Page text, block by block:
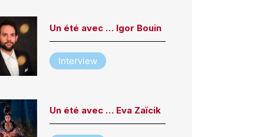
Un été avec … Igor Bouin
Interview
Un été avec … Eva Zaïcik